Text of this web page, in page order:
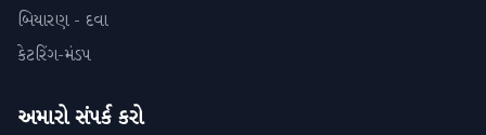
બિયારણ - દવા
કેટરિંગ-મંડપ
અમારો સંપર્ક કરો